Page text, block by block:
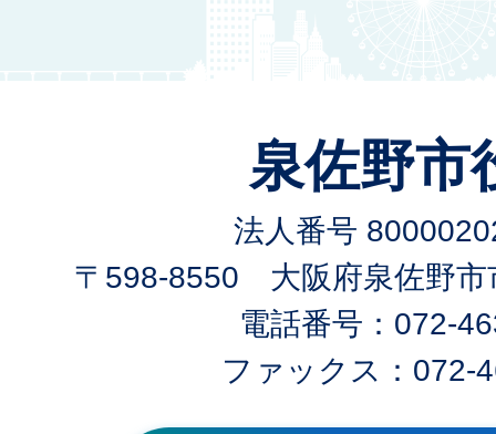
泉佐野市
法人番号
〒598-8550 大阪府泉佐野市
電話番号：072-
ファックス：072-